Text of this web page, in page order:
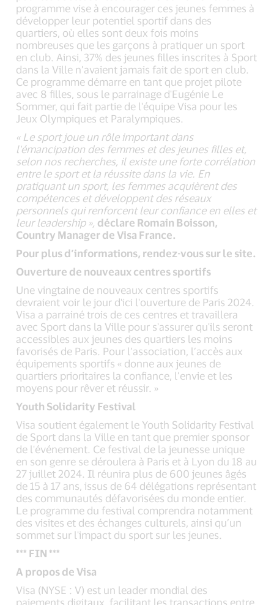
programme vise à encourager ces jeunes femmes à
développer leur potentiel sportif dans des
quartiers, où elles sont deux fois moins
nombreuses que les garçons à pratiquer un sport
en club. Ainsi, 37% des jeunes filles inscrites à Sport
dans la Ville n’avaient jamais fait de sport en club.
Ce programme démarre en tant que projet pilote
avec 8 filles, sous le parrainage d'Eugénie Le
Sommer, qui fait partie de l'équipe Visa pour les
Jeux Olympiques et Paralympiques.
« Le sport joue un rôle important dans
l'émancipation des femmes et des jeunes filles et,
selon nos recherches, il existe une forte corrélation
entre le sport et la réussite dans la vie. En
pratiquant un sport, les femmes acquièrent des
compétences et développent des réseaux
personnels qui renforcent leur confiance en elles et
leur leadership », déclare Romain Boisson,
Country Manager de Visa France.
Pour plus d’informations, rendez-vous sur le site.
Ouverture de nouveaux centres sportifs
Une vingtaine de nouveaux centres sportifs
devraient voir le jour d'ici l'ouverture de Paris 2024.
Visa a parrainé trois de ces centres et travaillera
avec Sport dans la Ville pour s'assurer qu'ils seront
accessibles aux jeunes des quartiers les moins
favorisés de Paris. Pour l’association, l’accès aux
équipements sportifs « donne aux jeunes de
quartiers prioritaires la confiance, l’envie et les
moyens pour rêver et réussir. »
Youth Solidarity Festival
Visa soutient également le Youth Solidarity Festival
de Sport dans la Ville en tant que premier sponsor
de l'événement. Ce festival de la jeunesse unique
en son genre se déroulera à Paris et à Lyon du 18 au
27 juillet 2024. Il réunira plus de 600 jeunes âgés
de 15 à 17 ans, issus de 64 délégations représentant
des communautés défavorisées du monde entier.
Le programme du festival comprendra notamment
des visites et des échanges culturels, ainsi qu’un
sommet sur l'impact du sport sur les jeunes.
*** FIN ***
A propos de Visa
Visa (NYSE : V) est un leader mondial des
paiements digitaux, facilitant les transactions entre